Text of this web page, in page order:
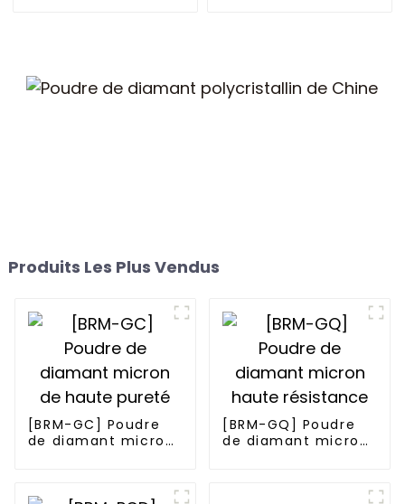
Produits Les Plus Vendus
[BRM-GC] Poudre
de diamant micron
[BRM-GQ] Poudre
de diamant micron